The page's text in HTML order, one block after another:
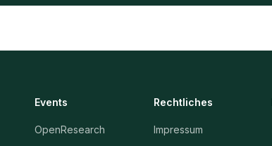
Events
OpenResearch
Rechtliches
Impressum